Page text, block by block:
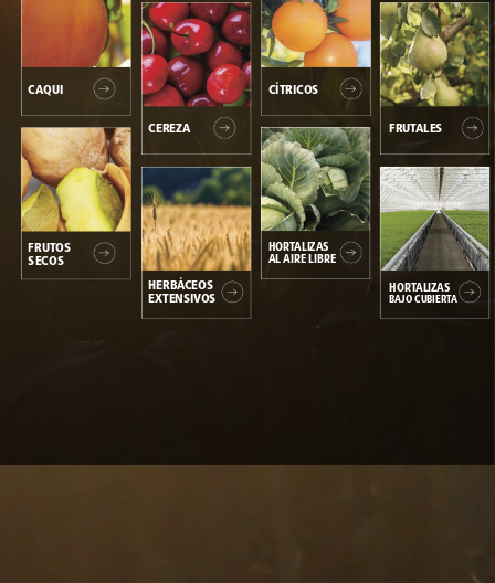
CÍTRICOS
CAQUI
FRUTALES
CEREZA
HORTALIZAS
BAJO CUBIERTA
HERBÁCEOS
EXTENSIVOS
HORTALIZAS
ALAIRE LIBRE
FRUTOS
SECOS